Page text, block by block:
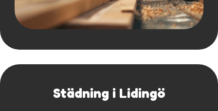
Städning i Lidingö